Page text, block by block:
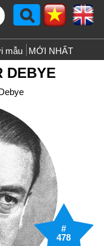
mẫu MỚI NHẤT
DEBYE
#
478